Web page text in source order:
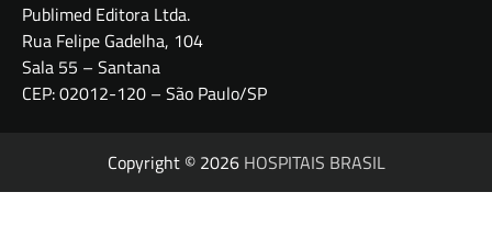
Publimed Editora Ltda.
Rua Felipe Gadelha, 104
Sala 55 – Santana
CEP: 02012-120 – São Paulo/SP
Copyright © 2026 HOSPITAIS BRASIL